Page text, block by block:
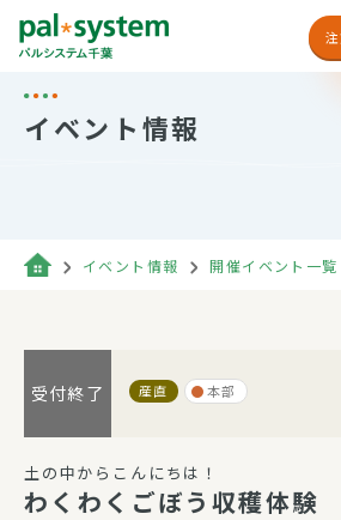
イベント情報
イベント情報 開催イベント一覧
受付終了 産直 本部
土の中からこんにちは！
わくわくごぼう収穫体験